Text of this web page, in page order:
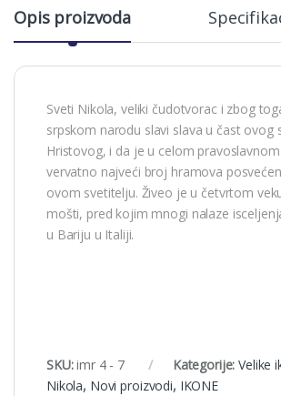
Opis proizvoda
Sveti Nikola, veliki čudotvorac i zbog
srpskom narodu slavi slava u čast ovog
Hristovog, i da je u celom
vervatno najveći broj hramova
ovom svetitelju. Živeo je u četvrtom
mošti, pred kojim mnogi nalaze
u Bariju u Italiji.
SKU:imr 4 - 7 Kategorije:Velike
Nikola, Novi proizvodi, IKONE